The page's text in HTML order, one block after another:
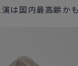
は国内最高齢か